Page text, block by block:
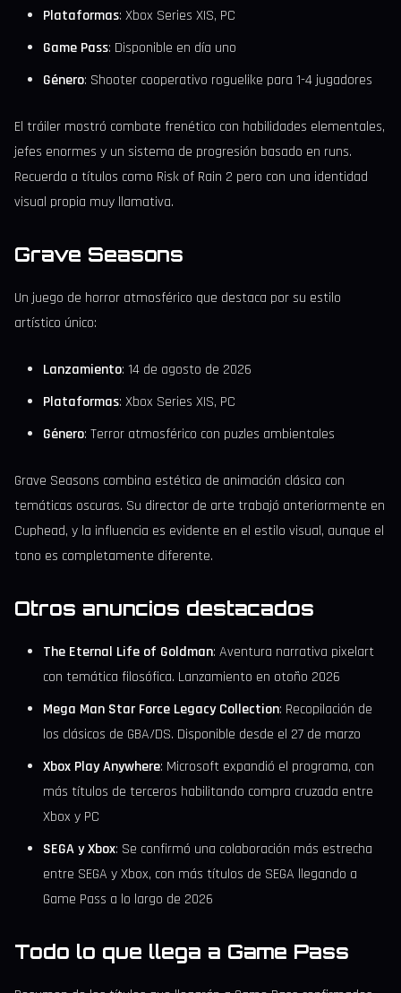
Plataformas: Xbox Series X|S, PC
Game Pass: Disponible en día uno
Género: Shooter cooperativo roguelike para 1-4 jugadores
El tráiler mostró combate frenético con habilidades elementales,
jefes enormes y un sistema de progresión basado en runs.
Recuerda a títulos como Risk of Rain 2 pero con una identidad
visual propia muy llamativa.
Grave Seasons
Un juego de horror atmosférico que destaca por su estilo
artístico único:
Lanzamiento: 14 de agosto de 2026
Plataformas: Xbox Series X|S, PC
Género: Terror atmosférico con puzles ambientales
Grave Seasons combina estética de animación clásica con
temáticas oscuras. Su director de arte trabajó anteriormente en
Cuphead, y la influencia es evidente en el estilo visual, aunque el
tono es completamente diferente.
Otros anuncios destacados
The Eternal Life of Goldman: Aventura narrativa pixelart
con temática filosófica. Lanzamiento en otoño 2026
Mega Man Star Force Legacy Collection: Recopilación de
los clásicos de GBA/DS. Disponible desde el 27 de marzo
Xbox Play Anywhere: Microsoft expandió el programa, con
más títulos de terceros habilitando compra cruzada entre
Xbox y PC
SEGA y Xbox: Se confirmó una colaboración más estrecha
entre SEGA y Xbox, con más títulos de SEGA llegando a
Game Pass a lo largo de 2026
Todo lo que llega a Game Pass